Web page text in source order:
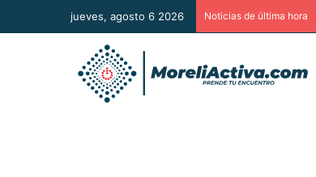
jueves, agosto 6 2026 Noticias de última hora